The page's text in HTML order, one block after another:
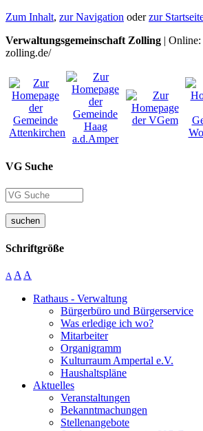
Zum Inhalt, zur Navigation oderzur
Verwaltungsgemeinschaft Zolling |
zolling.de/
VG Suche
suchen
Schriftgröße
A A A
Rathaus - Verwaltung
Bürgerbüro und Bürgerservice
Was erledige ich wo?
Mitarbeiter
Organigramm
Kulturraum Ampertal e.V.
Haushaltspläne
Aktuelles
Veranstaltungen
Bekanntmachungen
Stellenangebote